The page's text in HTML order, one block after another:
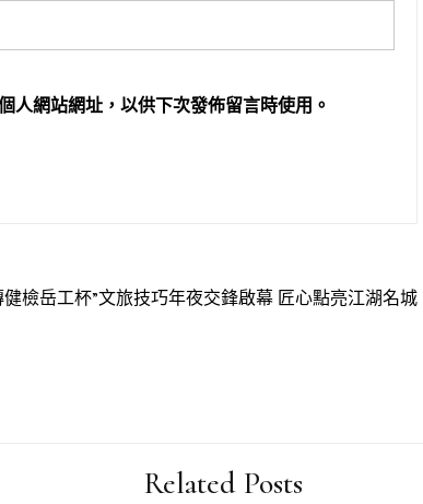
人網站網址，以供下次發佈留言時使用。
健檢岳工杯”文旅技巧年夜交鋒啟幕 匠心點亮江湖名城
Related Posts